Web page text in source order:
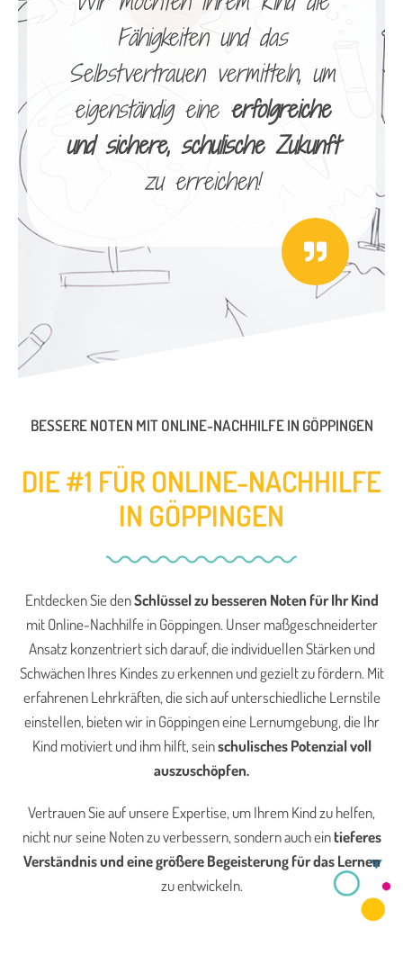
Fähigkeiten und das
Selbstvertrauen vermitteln, um
eigenständig eine erfolgreiche
und sichere, schulische Zukunft
zu erreichen!
BESSERE NOTEN MIT ONLINE-NACHHILFE IN GÖPPINGEN
DIE #1 FÜR ONLINE-NACHHILFE
IN GÖPPINGEN
Entdecken Sie denSchlüssel zu besseren Noten für Ihr Kind
mit Online-Nachhilfe in Göppingen. Unser maßgeschneiderter
Ansatz konzentriert sich darauf, die individuellen Stärken und
Schwächen Ihres Kindes zu erkennen und gezielt zu fördern. Mit
erfahrenen Lehrkräften, die sich auf unterschiedliche Lernstile
einstellen, bieten wir in Göppingen eine Lernumgebung, die Ihr
Kind motiviert und ihm hilft, seinschulisches Potenzial voll
auszuschöpfen.
Vertrauen Sie auf unsere Expertise, um Ihrem Kind zu helfen,
nicht nur seine Noten zu verbessern, sondern auch eintieferes
Verständnis und eine größere Begeisterung für das Lernen
zu entwickeln.